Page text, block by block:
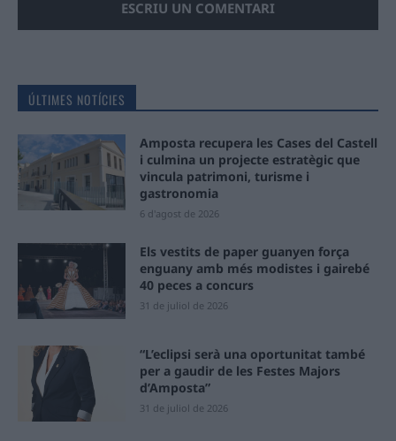
ÚLTIMES NOTÍCIES
Amposta recupera les Cases del Castell
i culmina un projecte estratègic que
vincula patrimoni, turisme i
gastronomia
6 d'agost de 2026
Els vestits de paper guanyen força
enguany amb més modistes i gairebé
40 peces a concurs
31 de juliol de 2026
“L’eclipsi serà una oportunitat també
per a gaudir de les Festes Majors
d’Amposta”
31 de juliol de 2026